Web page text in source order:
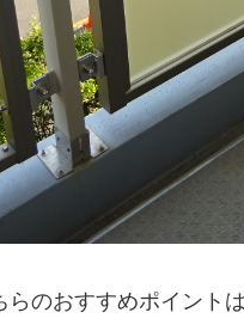
のおすすめポイント